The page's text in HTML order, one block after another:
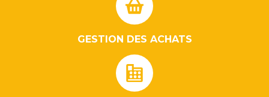
GESTION DES ACHATS